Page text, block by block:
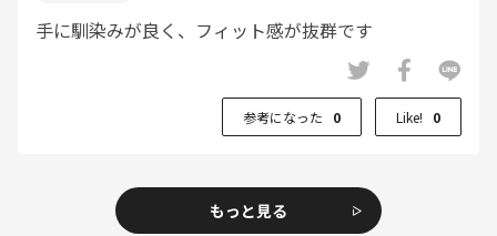
手に馴染みが良く、フィット感が抜群です
参考になった 0 Like! 0
もっと見る